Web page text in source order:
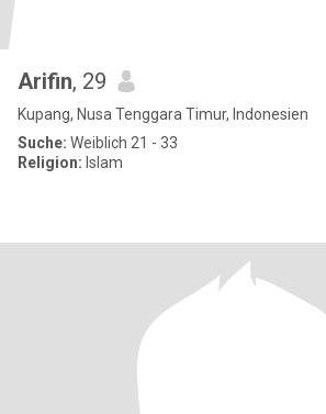
Arifin, 29
Kupang, Nusa Tenggara Timur, Indonesien
Suche: Weiblich 21 - 33
Religion: Islam